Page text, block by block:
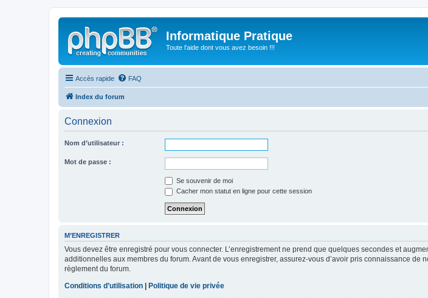
Informatique Pratique
Toute l'aide dont vous avez besoin !!!
Accès rapide FAQ
Index du forum
Connexion
Nom d’utilisateur :
Mot de passe :
Se souvenir de moi
Cacher mon statut en ligne pour cette session
M’ENREGISTRER
Vous devez être enregistré pour vous connecter. L’enregistrement ne prend que quelques secondes et
additionnelles aux membres du forum. Avant de vous enregistrer, assurez-vous d’avoir pris connaissance
règlement du forum.
Conditions d’utilisation
Politique de vie privée